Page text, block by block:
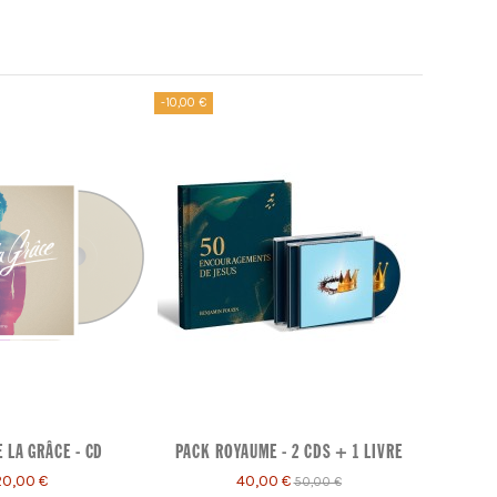
LA GRÂCE - CD
€
-10,00 €
PACK ROYAUME - 2 CDS + 1 LIVRE
40,00 €50,00 €